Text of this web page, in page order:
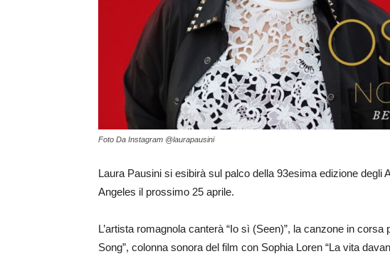
Foto Da Instagram @laurapausini
Laura Pausini si esibirà sul palco della 93esima edizione degli
Angeles il prossimo 25 aprile.
L’artista romagnola canterà “Io sì (Seen)”, la canzone in corsa
Song”, colonna sonora del film con Sophia Loren “La vita